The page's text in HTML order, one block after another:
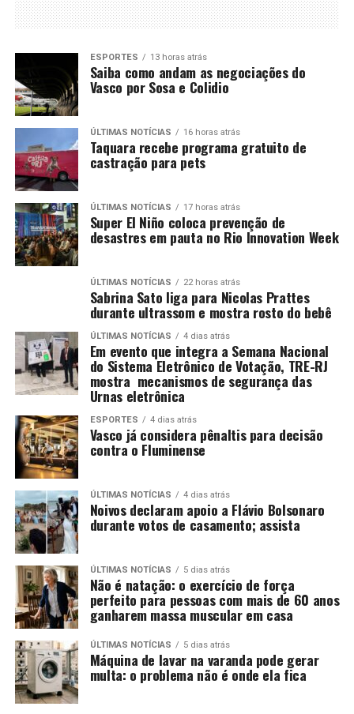
ESPORTES 13 horas atrás
Saiba como andam as negociações do
Vasco por Sosa e Colidio
ÚLTIMAS NOTÍCIAS 16 horas atrás
Taquara recebe programa gratuito de
castração para pets
ÚLTIMAS NOTÍCIAS 17 horas atrás
Super El Niño coloca prevenção de
desastres em pauta no Rio Innovation Week
ÚLTIMAS NOTÍCIAS 22 horas atrás
Sabrina Sato liga para Nicolas Prattes
durante ultrassom e mostra rosto do bebê
ÚLTIMAS NOTÍCIAS 4 dias atrás
Em evento que integra a Semana Nacional
do Sistema Eletrônico de Votação, TRE-RJ
mostra mecanismos de segurança das
Urnas eletrônica
ESPORTES 4 dias atrás
Vasco já considera pênaltis para decisão
contra o Fluminense
ÚLTIMAS NOTÍCIAS 4 dias atrás
Noivos declaram apoio a Flávio Bolsonaro
durante votos de casamento; assista
ÚLTIMAS NOTÍCIAS 5 dias atrás
Não é natação: o exercício de força
perfeito para pessoas com mais de 60 anos
ganharem massa muscular em casa
ÚLTIMAS NOTÍCIAS 5 dias atrás
Máquina de lavar na varanda pode gerar
multa: o problema não é onde ela fica